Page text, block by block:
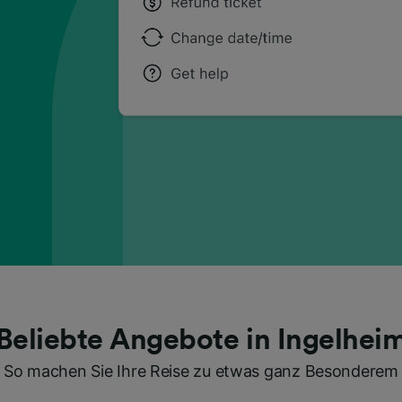
Beliebte Angebote in
So machen Sie Ihre Reise zu etwas ganz Besonderem